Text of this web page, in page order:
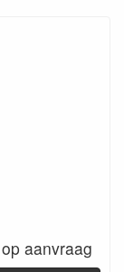
aanvraag